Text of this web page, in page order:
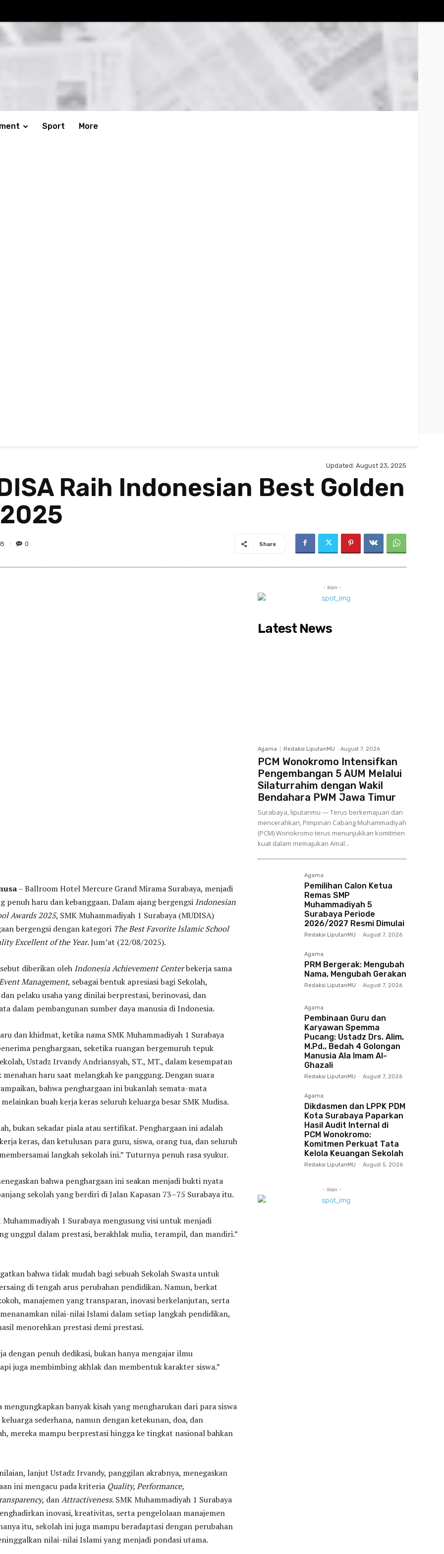
Sport More
Updated: August 23, 2025
Raih Indonesian Best Golden
0 Share
– Ballroom Hotel Mercure Grand Mirama Surabaya, menjadi
penuh haru dan kebanggaan. Dalam ajang bergengsi Indonesian
Awards 2025, SMK Muhammadiyah 1 Surabaya (MUDISA)
bergengsi dengan kategori The Best Favorite Islamic School
Excellent of the Year. Jum’at (22/08/2025).
diberikan oleh IndonesiaAchievement Centerbekerja sama
Management, sebagai bentuk apresiasi bagi Sekolah,
pelaku usaha yang dinilai berprestasi, berinovasi, dan
dalam pembangunan sumber daya manusia di Indonesia.
dan khidmat, ketika nama SMK Muhammadiyah 1 Surabaya
penghargaan, seketika ruangan bergemuruh tepuk
Ustadz Irvandy Andriansyah, ST., MT., dalam kesempatan
haru saat melangkah ke panggung. Dengan suara
bahwa penghargaan ini bukanlah semata-mata
buah kerja keras seluruh keluarga besar SMK Mudisa.
bukan sekadar piala atau sertifikat. Penghargaan ini adalah
keras, dan ketulusan para guru, siswa, orang tua, dan seluruh
langkah sekolah ini.” Tuturnya penuh rasa syukur.
bahwa penghargaan ini seakan menjadi bukti nyata
sekolah yang berdiri di Jalan Kapasan 73–75 Surabaya itu.
Muhammadiyah 1 Surabaya mengusung visi untuk menjadi
unggul dalam prestasi, berakhlak mulia, terampil, dan mandiri.”
bahwa tidak mudah bagi sebuah Sekolah Swasta untuk
di tengah arus perubahan pendidikan. Namun, berkat
manajemen yang transparan, inovasi berkelanjutan, serta
nilai-nilai Islami dalam setiap langkah pendidikan,
menorehkan prestasi demi prestasi.
dengan penuh dedikasi, bukan hanya mengajar ilmu
juga membimbing akhlak dan membentuk karakter siswa.”
mengungkapkan banyak kisah yang mengharukan dari para siswa
sederhana, namun dengan ketekunan, doa, dan
mereka mampu berprestasi hingga ke tingkat nasional bahkan
lanjut Ustadz Irvandy, panggilan akrabnya, menegaskan
ini mengacu pada kriteria Quality, Performance,
danAttractiveness. SMK Muhammadiyah 1 Surabaya
inovasi, kreativitas, serta pengelolaan manajemen
itu, sekolah ini juga mampu beradaptasi dengan perubahan
nilai-nilai Islami yang menjadi pondasi utama.
- iklan -
Latest News
Agama Redaksi LiputanMU - August 7, 2026
PCM Wonokromo Intensifkan
Pengembangan 5 AUM Melalui
Silaturrahim dengan Wakil
Bendahara PWM Jawa Timur
Surabaya, liputanmu — Terus berkemajuan dan
mencerahkan, Pimpinan Cabang Muhammadiyah
(PCM) Wonokromo terus menunjukkan komitmen
kuat dalam memajukan Amal...
Agama
Pemilihan Calon Ketua
Remas SMP
Muhammadiyah 5
Surabaya Periode
2026/2027 Resmi Dimulai
Redaksi LiputanMU - August 7, 2026
Agama
PRM Bergerak: Mengubah
Nama, Mengubah Gerakan
Redaksi LiputanMU - August 7, 2026
Agama
Pembinaan Guru dan
Karyawan Spemma
Pucang: Ustadz Drs. Alim,
M.Pd., Bedah 4 Golongan
Manusia Ala Imam Al-
Ghazali
Redaksi LiputanMU - August 7, 2026
Agama
Dikdasmen dan LPPK PDM
Kota Surabaya Paparkan
Hasil Audit Internal di
PCM Wonokromo:
Komitmen Perkuat Tata
Kelola Keuangan Sekolah
Redaksi LiputanMU - August 5, 2026
- Iklan -